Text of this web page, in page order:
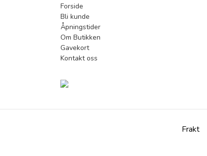
Forside
Bli kunde
Åpningstider
Om Butikken
Gavekort
Kontakt oss
Frakt